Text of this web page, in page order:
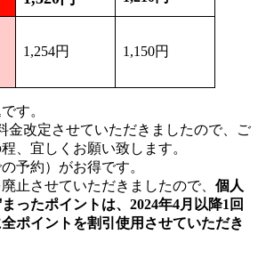
1,254円 1,150円
す。
金改定させていただきましたので、ご
、宜しくお願い致します。
の予約）がお得です。
止させていただきましたので、 個人
ったポイントは、2024年4月以降1回
ポイントを割引使用させていただき